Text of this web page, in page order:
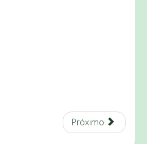
Próximo